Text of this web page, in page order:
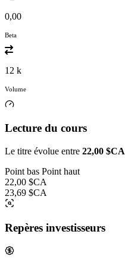
0,00
Beta
12 k
Volume
Lecture du cours
Le titre évolue entre 22,00 $CA
Point bas Point haut
22,00 $CA
23,69 $CA
Repères investisseurs